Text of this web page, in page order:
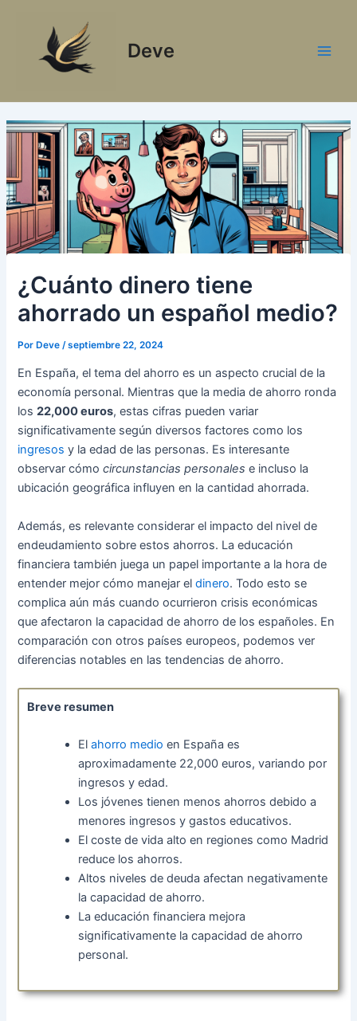
contenido
Deve
¿Cuánto dinero tiene
ahorrado un español medio?
PorDeve/septiembre 22, 2024
En España, el tema del ahorro es un aspecto crucial de la
economía personal. Mientras que la media de ahorro ronda
los22,000 euros, estas cifras pueden variar
significativamente según diversos factores como los
ingresos y la edad de las personas. Es interesante
observar cómocircunstancias personales e incluso la
ubicación geográfica influyen en la cantidad ahorrada.
Además, es relevante considerar el impacto del nivel de
endeudamiento sobre estos ahorros. La educación
financiera también juega un papel importante a la hora de
entender mejor cómo manejar eldinero. Todo esto se
complica aún más cuando ocurrieron crisis económicas
que afectaron la capacidad de ahorro de los españoles. En
comparación con otros países europeos, podemos ver
diferencias notables en las tendencias de ahorro.
Breve resumen
Elahorro medio en España es
aproximadamente 22,000 euros, variando por
ingresos y edad.
Los jóvenes tienen menos ahorros debido a
menores ingresos y gastos educativos.
El coste de vida alto en regiones como Madrid
reduce los ahorros.
Altos niveles de deuda afectan negativamente
la capacidad de ahorro.
La educación financiera mejora
significativamente la capacidad de ahorro
personal.